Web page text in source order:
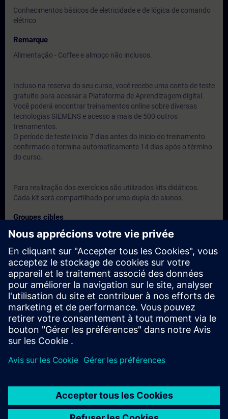
Conhecimentos básicos de eletricidade e de lógica de comando
elétrico
Remarque
Alimentação - Coffee e almoço não inclusos.
Incluso na reserva do seu curso, você recebe uma conta de teste
gratuito para acessar a Plataforma de Aprendizagem digital.
Você poderá encontrar treinamentos online sobre diversas
tecnologias SIEMENS e acesso a mais de 500 outros
treinamentos.
O período de teste inicia 7 dias antes do inicio do treinamento
confirmado e termina automaticamente 14 dias após o término
do curso.
Para realização dos exercícios são utilizados kits didáticos.
Cada kit será compartilhado por uma dupla de alunos.
Groupes cibles
Engenheiros, Programadores e Técnicos que utilizam ou
venham a utilizar o Simatic S7-1500
Dates et inscriptions
Actuellement, aucun événement disponible
Inscrivez-vous sur la liste de demandes et recevez une
notification dès que de nouvelles dates sont disponibles.
Activer le service de notification